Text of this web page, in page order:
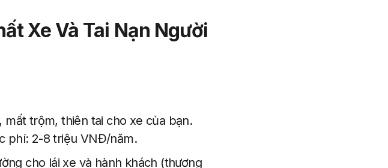
Xe Và Tai Nạn Người
mất trộm, thiên tai cho xe của bạn.
phí: 2-8 triệu VNĐ/năm.
cho lái xe và hành khách (thương